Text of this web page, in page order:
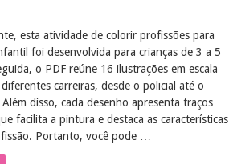
esta atividade de colorir profissões para
foi desenvolvida para crianças de 3 a 5
o PDF reúne 16 ilustrações em escala
carreiras, desde o policial até o
disso, cada desenho apresenta traços
facilita a pintura e destaca as características
Portanto, você pode …